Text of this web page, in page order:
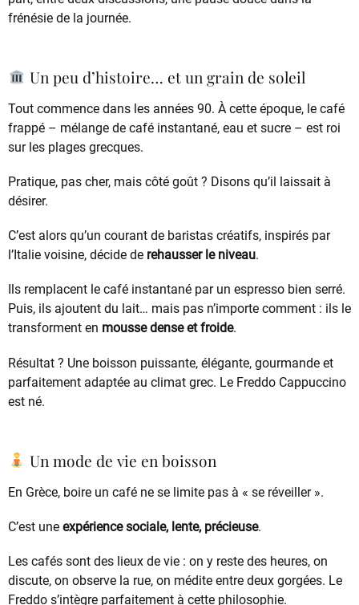
frénésie de la journée.
Un peu d’histoire… et un grain de soleil
Tout commence dans les années 90. À cette époque, le café
frappé – mélange de café instantané, eau et sucre – est roi
sur les plages grecques.
Pratique, pas cher, mais côté goût ? Disons qu’il laissait à
désirer.
C’est alors qu’un courant de baristas créatifs, inspirés par
l’Italie voisine, décide de rehausser le niveau.
Ils remplacent le café instantané par un espresso bien serré.
Puis, ils ajoutent du lait… mais pas n’importe comment : ils le
transforment en mousse dense et froide.
Résultat ? Une boisson puissante, élégante, gourmande et
parfaitement adaptée au climat grec. Le Freddo Cappuccino
est né.
Un mode de vie en boisson
En Grèce, boire un café ne se limite pas à « se réveiller ».
C’est une expérience sociale, lente, précieuse.
Les cafés sont des lieux de vie : on y reste des heures, on
discute, on observe la rue, on médite entre deux gorgées. Le
Freddo s’intègre parfaitement à cette philosophie.